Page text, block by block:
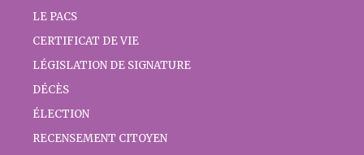
LE PACS
CERTIFICAT DE VIE
LÉGISLATION DE SIGNATURE
DÉCÈS
ÉLECTION
RECENSEMENT CITOYEN